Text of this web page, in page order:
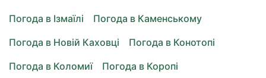
Погода в Ізмаїлі
Погода в Каменському
Погода в Новій Каховці
Погода в Конотопі
Погода в Коломиї
Погода в Коропі